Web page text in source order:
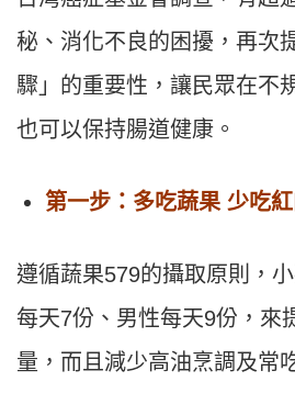
秘、消化不良的困擾，再次
驟」的重要性，讓民眾在不
也可以保持腸道健康。
第一步：多吃蔬果 少吃紅
遵循蔬果579的攝取原則，
每天7份、男性每天9份，來
量，而且減少高油烹調及常